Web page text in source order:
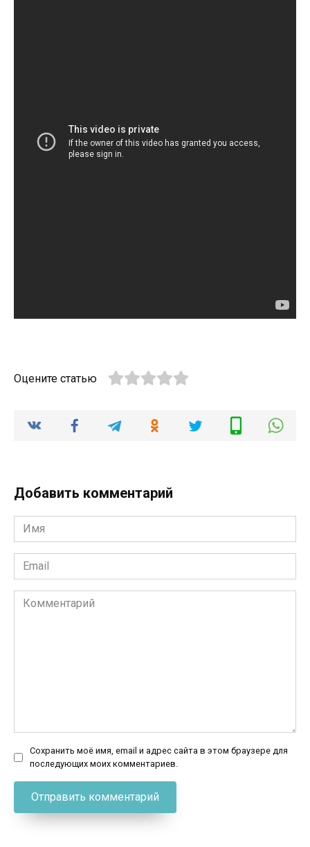
Оцените статью
Добавить комментарий
Имя
*
Email
*
Комментарий
Сохранить моё имя, email и адрес сайта в этом браузере для
последующих моих комментариев.